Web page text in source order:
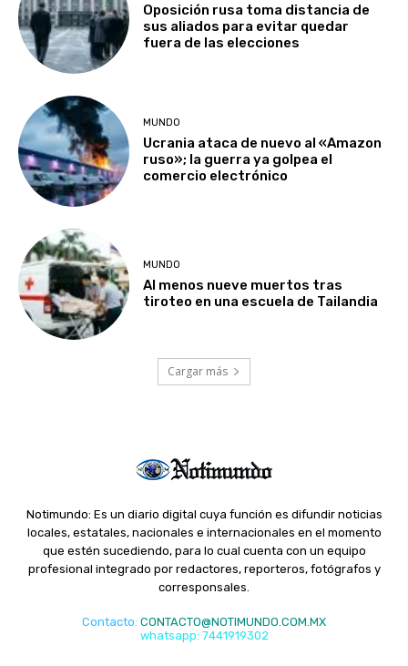
Oposición rusa toma distancia de
sus aliados para evitar quedar
fuera de las elecciones
MUNDO
Ucrania ataca de nuevo al «Amazon
ruso»; la guerra ya golpea el
comercio electrónico
MUNDO
Al menos nueve muertos tras
tiroteo en una escuela de Tailandia
Cargar más
Notimundo: Es un diario digital cuya función es difundir noticias
locales, estatales, nacionales e internacionales en el momento
que estén sucediendo, para lo cual cuenta con un equipo
profesional integrado por redactores, reporteros, fotógrafos y
corresponsales.
Contacto: CONTACTO@NOTIMUNDO.COM.MX
whatsapp: 7441919302